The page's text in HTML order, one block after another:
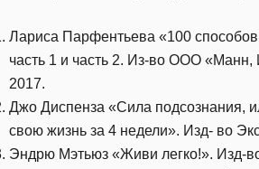
Лариса Парфентьева «100
часть 1 и часть 2. Из-во ООО
2017.
Джо Диспенза «Сила подсознания,
свою жизнь за 4 недели». Изд- во
Эндрю Мэтьюз «Живи легко!». Изд-